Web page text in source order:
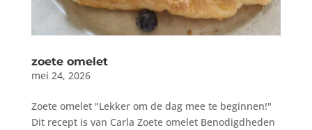
zoete omelet
mei 24, 2026
Zoete omelet "Lekker om de dag mee te beginnen!"
Dit recept is van Carla Zoete omelet Benodigdheden